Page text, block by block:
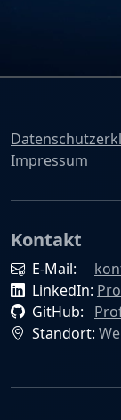
Impressum
Kontakt
E-Mail:
LinkedIn:
GitHub:
Standort: